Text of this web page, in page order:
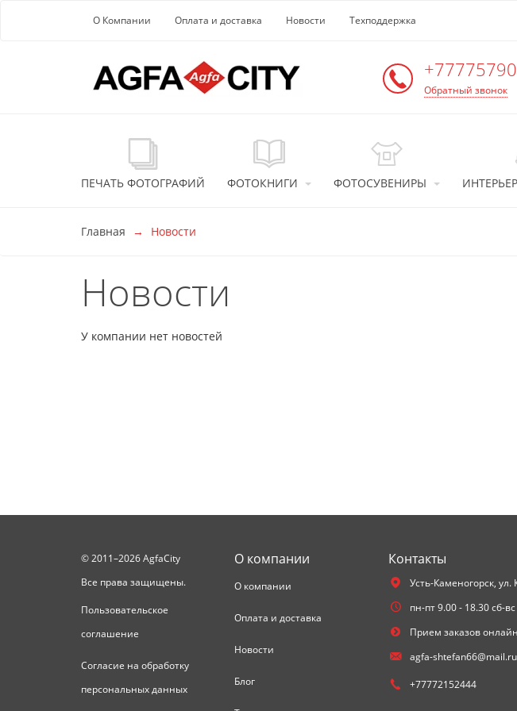
Перейти к основной информации
О Компании Оплата и доставка Новости Техподдержка
Обратный звонок
ПЕЧАТЬ ФОТОГРАФИЙ ФОТОКНИГИ ФОТОСУВЕНИРЫ
Главная Новости
Новости
У компании нет новостей
© 2011–2026 AgfaCity
Все права защищены.
Пользовательское
соглашение
Согласие на обработку
персональных данных
О компании
О компании
Оплата и доставка
Новости
Блог
Контакты
Усть-Каменогорск, ул.
пн-пт 9.00 - 18.30 сб-
Прием заказов
agfa-shtefan66@mail.ru
+77772152444